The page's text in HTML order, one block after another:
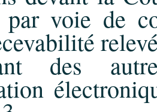
voie de
des